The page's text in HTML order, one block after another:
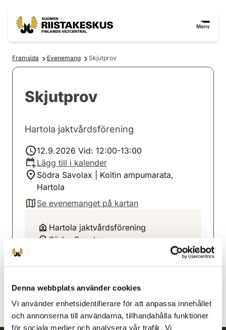
Denna webbplats använder cookies
Vi använder enhetsidentifierare för att anpassa innehållet
och annonserna till användarna, tillhandahålla funktioner
för sociala medier och analysera vår trafik. Vi
Meny
Framsida Evenemang Skjutprov
Skjutprov
Hartola jaktvårdsförening
12.9.2026 Vid: 12:00-13:00
Lägg till i kalender
Södra Savolax | Koitin ampumarata,
Hartola
Se evenemanget på kartan
(avautuu uuteen välilehteen)
Hartola jaktvårdsförening
Södra Savolax